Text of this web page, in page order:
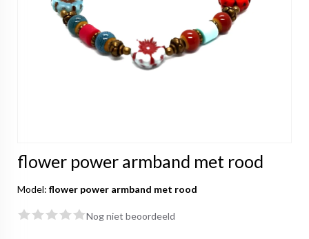
flower power armband met rood
Model: flower power armband met rood
Nog niet beoordeeld